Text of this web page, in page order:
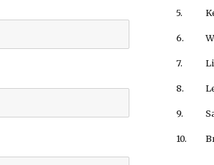
5.
6.
7.
8.
9.
10.